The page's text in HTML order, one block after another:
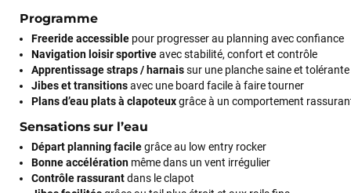
Programme
Freeride accessible pour progresser au planning avec confiance
Navigation loisir sportiveavec stabilité, confort et contrôle
Apprentissage straps / harnaissur une planche saine et tolérante
Jibes et transitionsavec une board facile à faire tourner
Plans d’eau plats à clapoteuxgrâce à un comportement
Sensations sur l’eau
Départ planning facilegrâce au low entry rocker
Bonne accélération même dans un vent irrégulier
Contrôle rassurantdans le clapot